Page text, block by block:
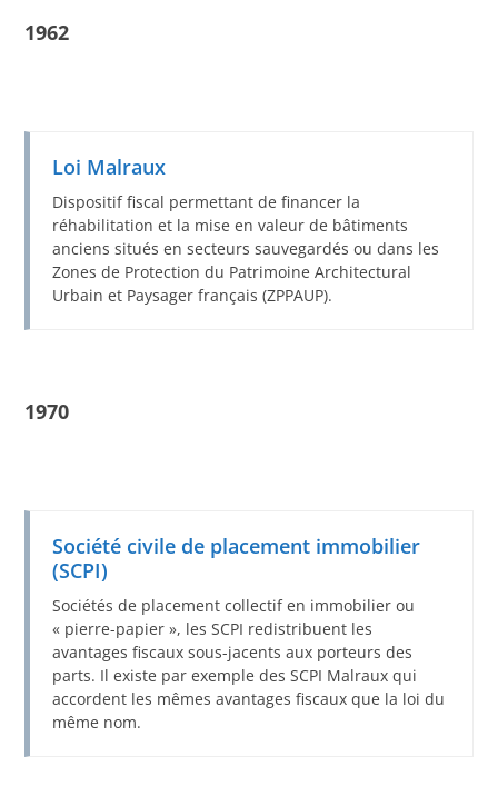
1962
Loi Malraux
Dispositif fiscal permettant de financer la
réhabilitation et la mise en valeur de bâtiments
anciens situés en secteurs sauvegardés ou dans les
Zones de Protection du Patrimoine Architectural
Urbain et Paysager français (ZPPAUP).
1970
Société civile de placement immobilier
(SCPI)
Sociétés de placement collectif en immobilier ou
« pierre-papier », les SCPI redistribuent les
avantages fiscaux sous-jacents aux porteurs des
parts. Il existe par exemple des SCPI Malraux qui
accordent les mêmes avantages fiscaux que la loi du
même nom.